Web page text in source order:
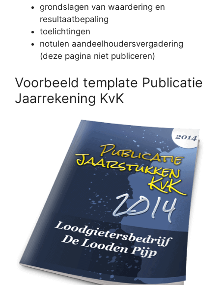
grondslagen van waardering en
resultaatbepaling
toelichtingen
notulen aandeelhoudersvergadering
(deze pagina niet publiceren)
Voorbeeld template Publicatie
Jaarrekening KvK